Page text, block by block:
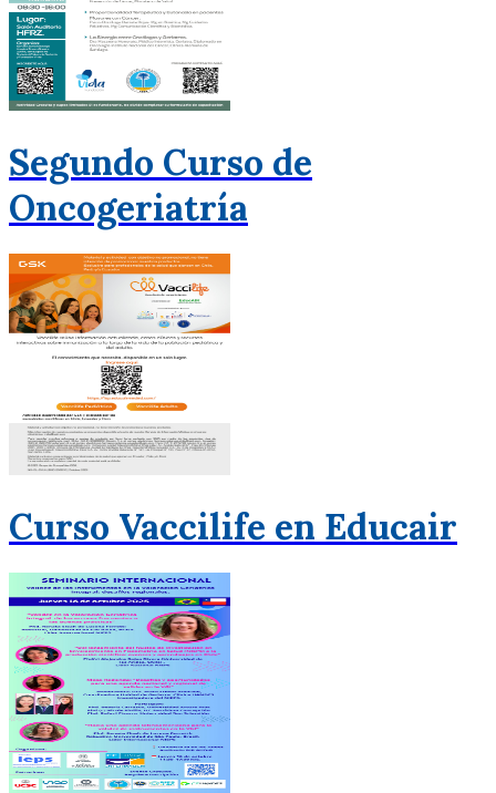
Segundo Curso de
Oncogeriatría
Curso Vaccilife en Educair